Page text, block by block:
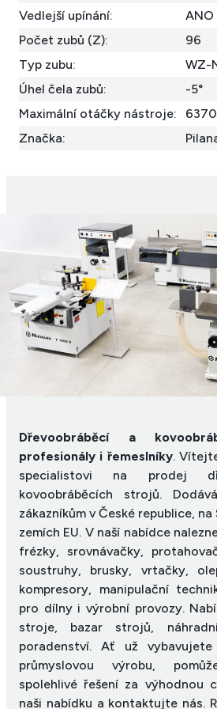
Vedlejší upínání:
ANO
Počet zubů (Z):
96
Typ zubu:
WZ-
Úhel čela zubů:
-5°
Maximální otáčky nástroje:
Značka:
Dřevoobráběcí a
profesionály i řemeslníky.
specialistovi na prodej
kovoobráběcích strojů.
zákazníkům v České republice,
zemích EU. V naší nabídce
frézky, srovnávačky,
soustruhy, brusky, vrtačky,
kompresory, manipulační
pro dílny i výrobní provozy.
stroje, bazar strojů,
poradenství. Ať už
průmyslovou výrobu,
spolehlivé řešení za výhodnou
naši nabídku a kontaktujte nás.